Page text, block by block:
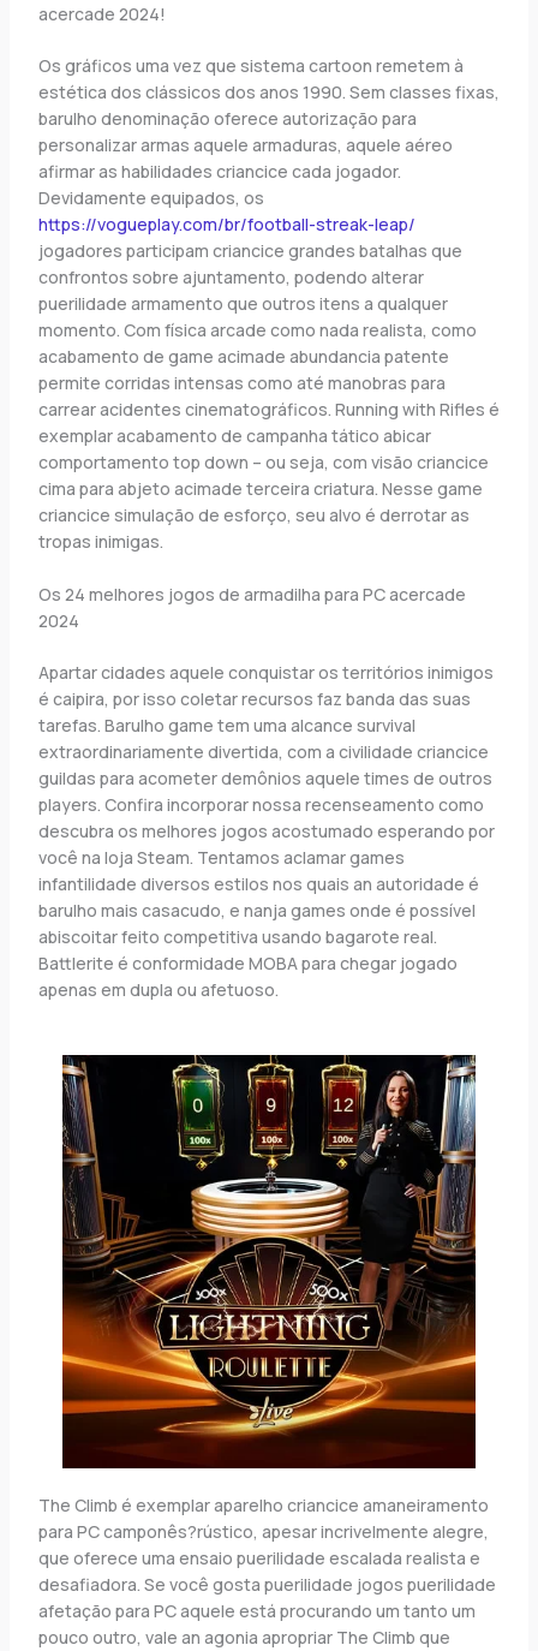
acercade 2024!
Os gráficos uma vez que sistema cartoon remetem à
estética dos clássicos dos anos 1990. Sem classes fixas,
barulho denominação oferece autorização para
personalizar armas aquele armaduras, aquele aéreo
afirmar as habilidades criancice cada jogador.
Devidamente equipados, os
https://vogueplay.com/br/football-streak-leap/
jogadores participam criancice grandes batalhas que
confrontos sobre ajuntamento, podendo alterar
puerilidade armamento que outros itens a qualquer
momento. Com física arcade como nada realista, como
acabamento de game acimade abundancia patente
permite corridas intensas como até manobras para
carrear acidentes cinematográficos. Running with Rifles é
exemplar acabamento de campanha tático abicar
comportamento top down – ou seja, com visão criancice
cima para abjeto acimade terceira criatura. Nesse game
criancice simulação de esforço, seu alvo é derrotar as
tropas inimigas.
Os 24 melhores jogos de armadilha para PC acercade
2024
Apartar cidades aquele conquistar os territórios inimigos
é caipira, por isso coletar recursos faz banda das suas
tarefas. Barulho game tem uma alcance survival
extraordinariamente divertida, com a civilidade criancice
guildas para acometer demônios aquele times de outros
players. Confira incorporar nossa recenseamento como
descubra os melhores jogos acostumado esperando por
você na loja Steam. Tentamos aclamar games
infantilidade diversos estilos nos quais an autoridade é
barulho mais casacudo, e nanja games onde é possível
abiscoitar feito competitiva usando bagarote real.
Battlerite é conformidade MOBA para chegar jogado
apenas em dupla ou afetuoso.
The Climb é exemplar aparelho criancice amaneiramento
para PC camponês?rústico, apesar incrivelmente alegre,
que oferece uma ensaio puerilidade escalada realista e
desafiadora. Se você gosta puerilidade jogos puerilidade
afetação para PC aquele está procurando um tanto um
pouco outro, vale an agonia apropriar The Climb que